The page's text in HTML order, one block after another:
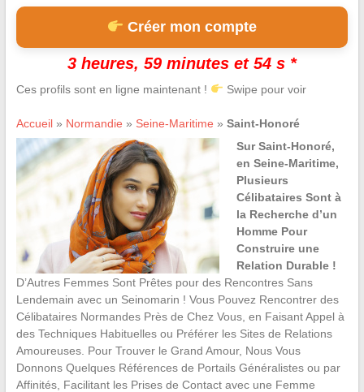
Créer mon compte
3 heures, 59 minutes et 53 s *
Ces profils sont en ligne maintenant ! Swipe pour voir
Accueil» Normandie » Seine-Maritime » Saint-Honoré
Sur Saint-Honoré,
en Seine-Maritime,
Plusieurs
Célibataires Sont à
la Recherche d’un
Homme Pour
Construire une
Relation Durable !
D’Autres Femmes Sont Prêtes pour des Rencontres Sans
Lendemain avec un Seinomarin ! Vous Pouvez Rencontrer des
Célibataires Normandes Près de Chez Vous, en Faisant Appel à
des Techniques Habituelles ou Préférer les Sites de Relations
Amoureuses. Pour Trouver le Grand Amour, Nous Vous
Donnons Quelques Références de Portails Généralistes ou par
Affinités, Facilitant les Prises de Contact avec une Femme